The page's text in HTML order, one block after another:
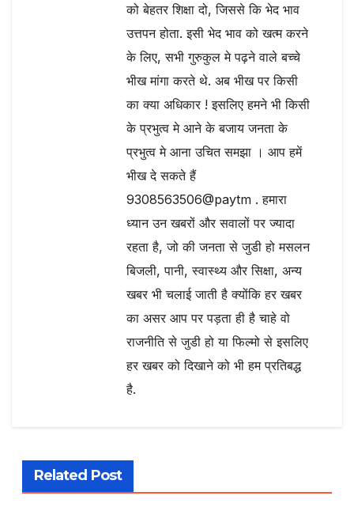
को बेहतर शिक्षा दो, जिससे कि भेद भाव
उत्तपन होता. इसी भेद भाव को खत्म करने
के लिए, सभी गुरुकुल मे पढ़ने वाले बच्चे
भीख मांगा करते थे. अब भीख पर किसी
का क्या अधिकार ! इसलिए हमने भी किसी
के प्रभुत्व मे आने के बजाय जनता के
प्रभुत्व मे आना उचित समझा । आप हमें
भीख दे सकते हैं
9308563506@paytm . हमारा
ध्यान उन खबरों और सवालों पर ज्यादा
रहता है, जो की जनता से जुडी हो मसलन
बिजली, पानी, स्वास्थ्य और सिक्षा, अन्य
खबर भी चलाई जाती है क्योंकि हर खबर
का असर आप पर पड़ता ही है चाहे वो
राजनीति से जुडी हो या फिल्मो से इसलिए
हर खबर को दिखाने को भी हम प्रतिबद्ध
है.
Related Post